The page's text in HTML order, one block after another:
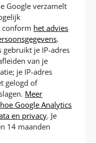
Google verzamelt
conform het advies
.
gebruikt je IP-adres
van je
je IP-adres
gelogd of
Meer
Google Analytics
en privacy. Je
14 maanden